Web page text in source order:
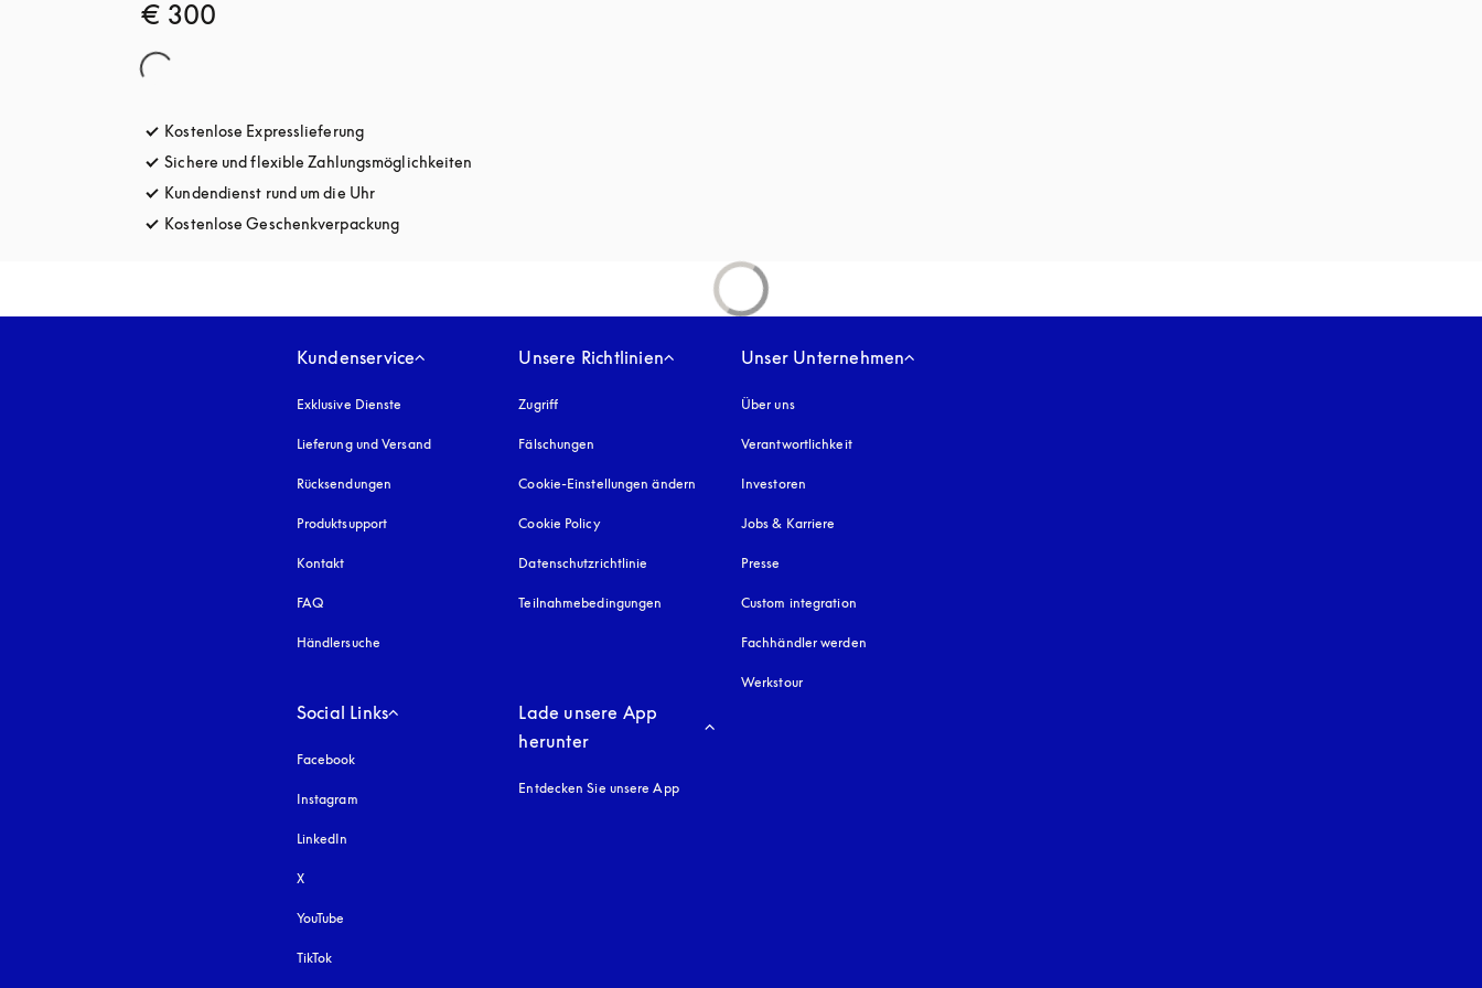
€ 300
Kostenlose Expresslieferungöffnet sich in einem neuen Tab
Sichere und flexible Zahlungsmöglichkeiten
Kundendienst rund um die Uhr
Kostenlose Geschenkverpackung
Kundenservice
Exklusive Dienste
Lieferung und Versand
Rücksendungen
Produktsupport
Kontakt
FAQ
Händlersuche
Unsere Richtlinien
Zugriff öffnet sich in einem neuen Tab
Fälschungen öffnet sich in einem neuen Tab
Cookie-Einstellungen ändern
Cookie Policyöffnet sich in einem neuen Tab
Datenschutzrichtlinie öffnet sich in einem neuen Tab
Teilnahmebedingungen
Unser Unternehmen
Über uns
Verantwortlichkeit
Investoren
Jobs & Karriere
Presse
Custom integration
Fachhändler werden
Werkstour
Social Links
Facebook
Instagram
LinkedIn
X
YouTube
TikTok
Lade unsere App
herunter
Entdecken Sie unsere App